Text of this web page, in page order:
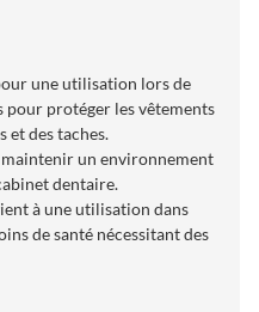
une utilisation lors de
pour protéger les vêtements
et des taches.
un environnement
dentaire.
à une utilisation dans
de santé nécessitant des